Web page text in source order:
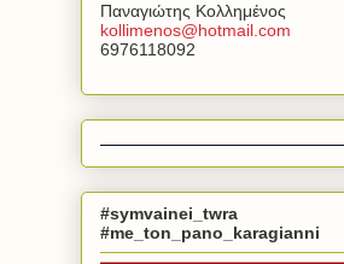
Παναγιώτης Κολλημένος
kollimenos@hotmail com
6976118092
#symvainei_twra
#me_ton_pano_karagianni